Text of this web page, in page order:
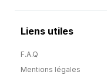
Liens utiles
F.A.Q
Mentions légales